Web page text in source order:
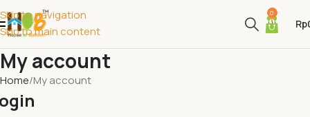
Skip to navigation
Skip to main content
0
Rp
My account
Home My account